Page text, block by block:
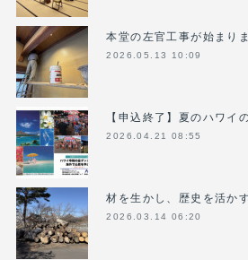
本堂の左官工事が始まり
2026.05.13 10:09
【申込終了】夏のハワイ
2026.04.21 08:55
材を生かし、歴史を活か
2026.03.14 06:20